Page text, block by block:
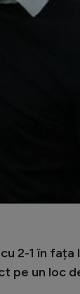
2-1 în fața
pe un loc